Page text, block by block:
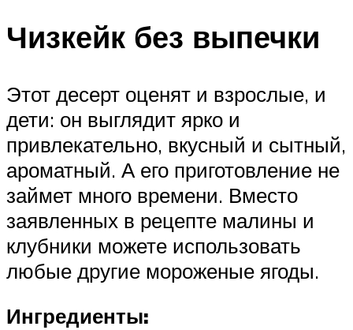
Чизкейк без выпечки
Этот десерт оценят и взрослые, и
дети: он выглядит ярко и
привлекательно, вкусный и сытный,
ароматный. А его приготовление не
займет много времени. Вместо
заявленных в рецепте малины и
клубники можете использовать
любые другие мороженые ягоды.
Ингредиенты: